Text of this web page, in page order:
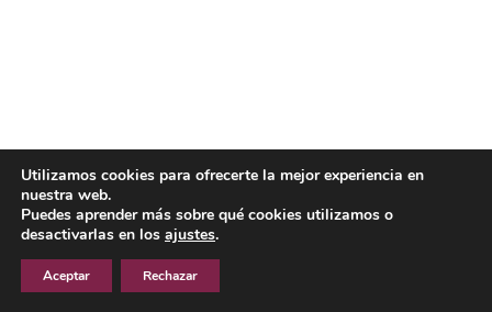
Utilizamos cookies para ofrecerte la mejor experiencia en
nuestra web.
Puedes aprender más sobre qué cookies utilizamos o
desactivarlas en los ajustes.
Aceptar Rechazar